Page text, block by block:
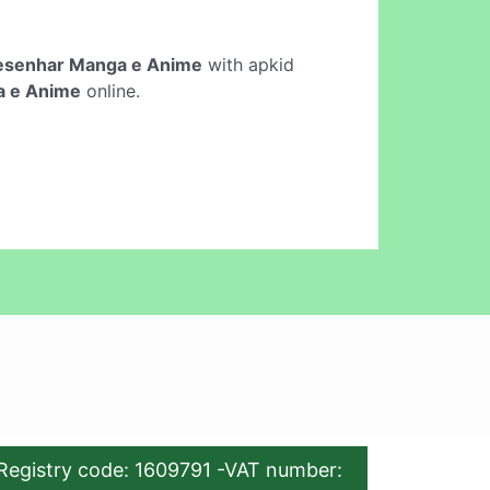
Manga e Anime with apkid
e Anime online.
code: 1609791 -VAT number: